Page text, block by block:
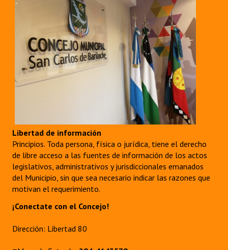
Libertad de información
Principios. Toda persona, física o jurídica, tiene el derecho
de libre acceso a las fuentes de información de los actos
legislativos, administrativos y jurisdiccionales emanados
del Municipio, sin que sea necesario indicar las razones que
motivan el requerimiento.
¡Conectate con el Concejo!
Dirección: Libertad 80